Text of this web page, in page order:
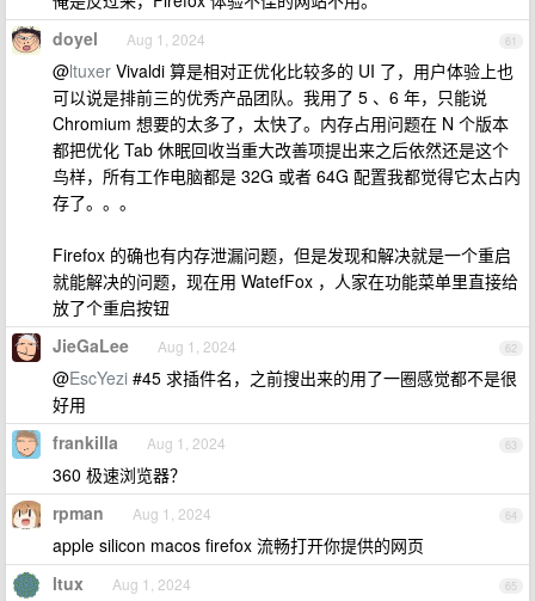
61
doyel Aug 1, 2024
@ltuxer Vivaldi 算是相对正优化比较多的 UI 了，用户体验上也
可以说是排前三的优秀产品团队。我用了 5 、6 年，只能说
Chromium 想要的太多了，太快了。内存占用问题在 N 个版本
都把优化 Tab 休眠回收当重大改善项提出来之后依然还是这个
鸟样，所有工作电脑都是 32G 或者 64G 配置我都觉得它太占内
存了。。。
Firefox 的确也有内存泄漏问题，但是发现和解决就是一个重启
就能解决的问题，现在用 WatefFox ，人家在功能菜单里直接给
放了个重启按钮
62
JieGaLee Aug 1, 2024
@EscYezi #45 求插件名，之前搜出来的用了一圈感觉都不是很
好用
63
frankilla Aug 1, 2024
360 极速浏览器？
64
rpman Aug 1, 2024
apple silicon macos firefox 流畅打开你提供的网页
65
ltux Aug 1, 2024